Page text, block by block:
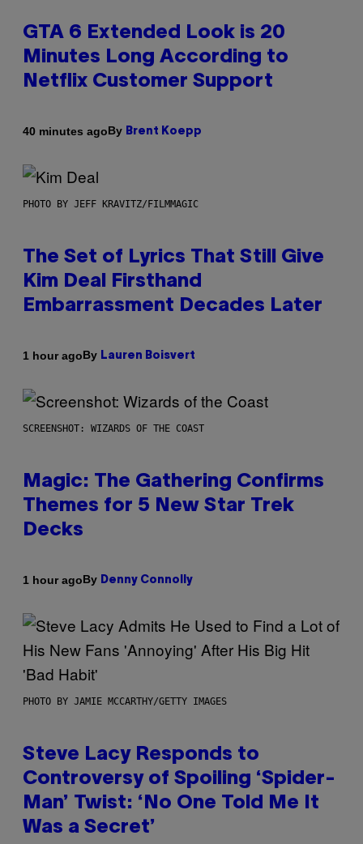
GTA 6 Extended Look is 20
Minutes Long According to
Netflix Customer Support
40 minutes agoBy Brent Koepp
PHOTO BY JEFF KRAVITZ/FILMMAGIC
The Set of Lyrics That Still Give
Kim Deal Firsthand
Embarrassment Decades Later
1 hour agoBy Lauren Boisvert
SCREENSHOT: WIZARDS OF THE COAST
Magic: The Gathering Confirms
Themes for 5 New Star Trek
Decks
1 hour agoBy Denny Connolly
PHOTO BY JAMIE MCCARTHY/GETTY IMAGES
Steve Lacy Responds to
Controversy of Spoiling ‘Spider-
Man’ Twist: ‘No One Told Me It
Was a Secret’